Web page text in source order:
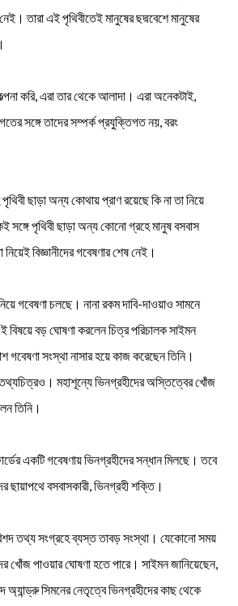
তারা এই পৃথিবীতেই মানুষের ছদ্মবেশে মানুষের
করি, এরা তার থেকে আলাদা। এরা অনেকটাই,
সঙ্গে তাদের সম্পর্ক প্রযুক্তিগত নয়, বরং
ছাড়া অন্য কোথায় প্রাণ রয়েছে কি না তা নিয়ে
সঙ্গে পৃথিবী ছাড়া অন্য কোনো গ্রহে মানুষ বসবাস
বিজ্ঞানীদের গবেষণার শেষ নেই।
গবেষণা চলছে। নানা রকম দাবি-দাওয়াও সামনে
বড় ঘোষণা করলেন চিত্র পরিচালক সাইমন
গবেষণা সংস্থা নাসার হয়ে কাজ করেছেন তিনি।
তথ্যচিত্রও। মহাশূন্যে ভিনগ্রহীদের অস্তিত্বের খোঁজ
তিনি।
একটি গবেষণায় ভিনগ্রহীদের সন্ধান মিলছে। তবে
ছায়াপথে বসবাসকারী, ভিনগ্রহী শক্তি।
তথ্য সংগ্রহে ব্যস্ত তাবড় সংস্থা। যেকোনো সময়
খোঁজ পাওয়ার ঘোষণা হতে পারে। সাইমন জানিয়েছেন,
অ্যান্ড্রু সিমনের নেতৃত্বে ভিনগ্রহীদের কাছ থেকে